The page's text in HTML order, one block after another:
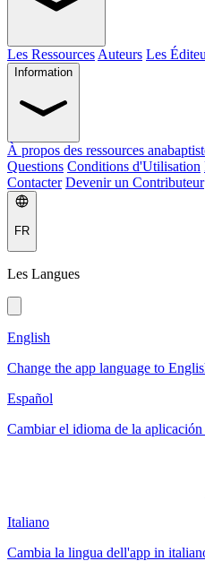
Les Ressources Auteurs Les
Information
À propos des ressources
Questions Conditions d'Utilisation
Contacter Devenir un Contributeur
FR
Les Langues
English
Change the app language to
Español
Cambiar el idioma de la aplicación
Italiano
Cambia la lingua dell'app in